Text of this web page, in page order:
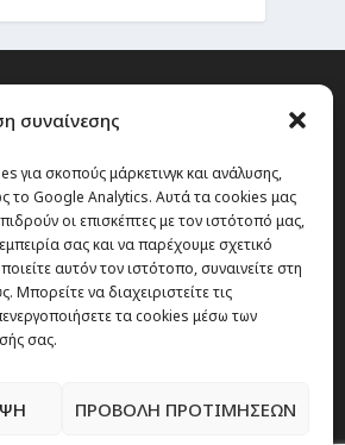
συναίνεσης
για σκοπούς μάρκετινγκ και ανάλυσης,
το Google Analytics. Αυτά τα cookies μας
οι επισκέπτες με τον ιστότοπό μας,
σας και να παρέχουμε σχετικό
αυτόν τον ιστότοπο, συναινείτε στη
να διαχειριστείτε τις
τα cookies μέσω των
σας.
ΠΡΟΒΟΛΗ ΠΡΟΤΙΜΗΣΕΩΝ
καμία
ταξίδια.”
Εγγραφή